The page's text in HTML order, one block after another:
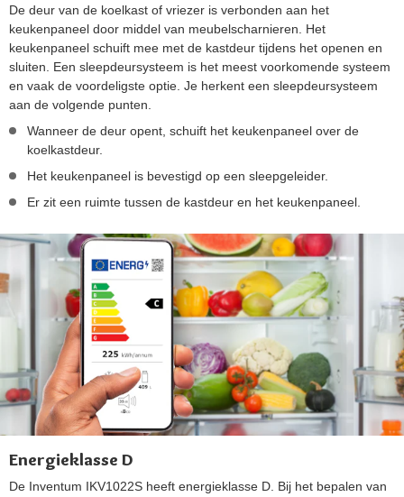
De deur van de koelkast of vriezer is verbonden aan het
keukenpaneel door middel van meubelscharnieren. Het
keukenpaneel schuift mee met de kastdeur tijdens het openen en
sluiten. Een sleepdeursysteem is het meest voorkomende systeem
en vaak de voordeligste optie. Je herkent een sleepdeursysteem
aan de volgende punten.
Wanneer de deur opent, schuift het keukenpaneel over de
koelkastdeur.
Het keukenpaneel is bevestigd op een sleepgeleider.
Er zit een ruimte tussen de kastdeur en het keukenpaneel.
Energieklasse D
De Inventum IKV1022S heeft energieklasse D. Bij het bepalen van